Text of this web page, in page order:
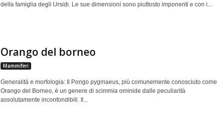
della famiglia degli Ursidi. Le sue dimensioni sono piuttosto imponenti e con i...
Orango del borneo
Mammiferi
Generalità e morfologia: Il Pongo pygmaeus, più comunemente conosciuto come
Orango del Borneo, è un genere di scimmia ominide dalle peculiarità
assolutamente inconfondibili. Il...